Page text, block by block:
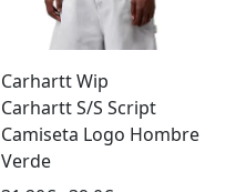
Carhartt Wip
Carhartt S/S Script
Camiseta Logo Hombre
Verde